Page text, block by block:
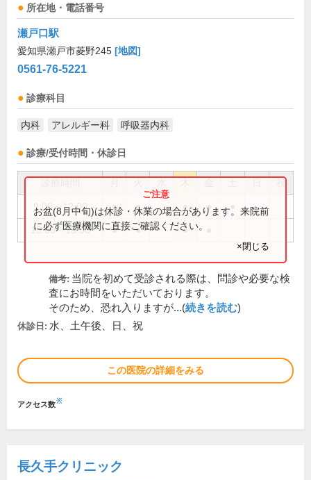
所在地・電話番号
瀬戸口駅
愛知県瀬戸市菱野245 [地図]
0561-76-5221
診療科目
内科 アレルギー科 呼吸器内科
診療/受付時間・休診日
祝
9:00～12:00 ● ● ● ●
15:00～18:00 ● ● ●
お盆(8月中旬)は休診・休業の場合があります。来院前
に必ず医療機関に直接ご確認ください。
×閉じる
備考: 当院を初めて受診される際は、問診や必要な検
査にお時間をいただいております。
そのため、恐れ入りますが...(続きを読む)
休診日: 水、土午後、日、祝
この医院の詳細をみる
アクセス数※
長久手クリニック